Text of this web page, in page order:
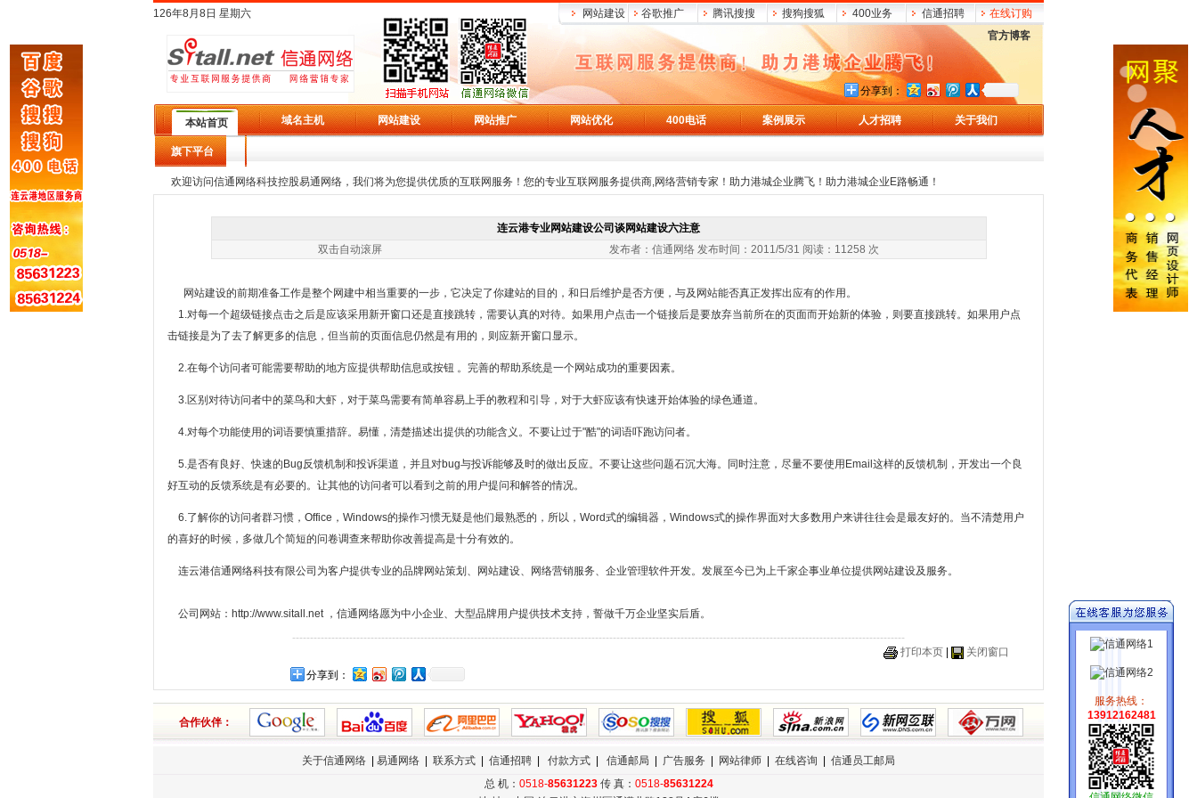
126年8月8日 星期六 网站建设 谷歌推广 腾讯搜搜 搜狗搜狐 400业务 信通招聘
在线订购
官方博客
分享到：
本站首页 域名主机 网站建设 网站推广 网站优化 400电话 案例展示 人才招聘 关于我们
旗下平台
欢迎访问信通网络科技控股易通网络，我们将为您提供优质的互联网服务！您的专业互联网服务提供商,网络营销专家！助力港城企业腾飞！助力港城企业E路畅通！
服务热线：
13912162481
连云港专业网站建设公司谈网站建设六注意
双击自动滚屏 发布者：信通网络 发布时间：2011/5/31 阅读：11258 次
网站建设的前期准备工作是整个网建中相当重要的一步，它决定了你建站的目的，和日后维护是否方便，与及网站能否真正发挥出应有的作用。
1.对每一个超级链接点击之后是应该采用新开窗口还是直接跳转，需要认真的对待。如果用户点击一个链接后是要放弃当前所在的页面而开始新的体验，则要直接跳转。如果用户点
击链接是为了去了解更多的信息，但当前的页面信息仍然是有用的，则应新开窗口显示。
2.在每个访问者可能需要帮助的地方应提供帮助信息或按钮 。完善的帮助系统是一个网站成功的重要因素。
3.区别对待访问者中的菜鸟和大虾，对于菜鸟需要有简单容易上手的教程和引导，对于大虾应该有快速开始体验的绿色通道。
4.对每个功能使用的词语要慎重措辞。易懂，清楚描述出提供的功能含义。不要让过于"酷"的词语吓跑访问者。
5.是否有良好、快速的Bug反馈机制和投诉渠道，并且对bug与投诉能够及时的做出反应。不要让这些问题石沉大海。同时注意，尽量不要使用Email这样的反馈机制，开发出一个良
好互动的反馈系统是有必要的。让其他的访问者可以看到之前的用户提问和解答的情况。
6.了解你的访问者群习惯，Office，Windows的操作习惯无疑是他们最熟悉的，所以，Word式的编辑器，Windows式的操作界面对大多数用户来讲往往会是最友好的。当不清楚用户
的喜好的时候，多做几个简短的问卷调查来帮助你改善提高是十分有效的。
连云港信通网络科技有限公司为客户提供专业的品牌网站策划、网站建设、网络营销服务、企业管理软件开发。发展至今已为上千家企事业单位提供网站建设及服务。
公司网站： http://www.sitall.net，信通网络愿为中小企业、大型品牌用户提供技术支持，誓做千万企业坚实后盾。
----------------------------------------------------------------------------------------------------------------------------------------------------------------------------
打印本页|
关闭窗口
分享到：
合作伙伴：
关于信通网络 易通网络 联系方式 信通招聘 付款方式 信通邮局 广告服务 网站律师 在线咨询
信通员工邮局
总 机： 0518-85631223传 真： 0518-85631224